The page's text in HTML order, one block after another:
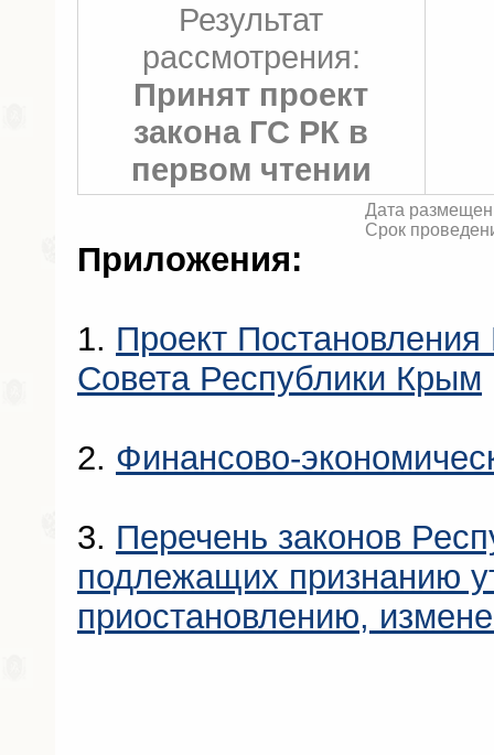
Результат
рассмотрения:
Принят проект
закона ГС РК в
первом чтении
Дата
Срок
Приложения:
1. Проект Постановления
Совета Республики Крым
2. Финансово-
3. Перечень законов
подлежащих признанию
приостановлению,